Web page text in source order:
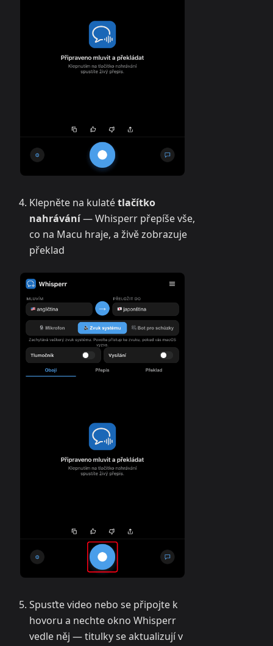
Klepněte na kulatétlačítko
nahrávání— Whisperr přepíše vše,
co na Macu hraje, a živě zobrazuje
překlad
Spusťte video nebo se připojte k
hovoru a nechte okno Whisperr
vedle něj — titulky se aktualizují v